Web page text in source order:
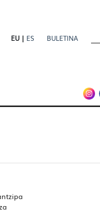
EU | ES BULETINA